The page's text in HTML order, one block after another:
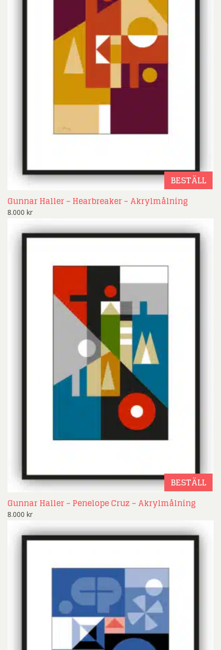
BESTÄLL
Gunnar Haller – Hearbreaker – Akrylmålning
8.000 kr
BESTÄLL
Gunnar Haller – Penelope Cruz – Akrylmålning
8.000 kr